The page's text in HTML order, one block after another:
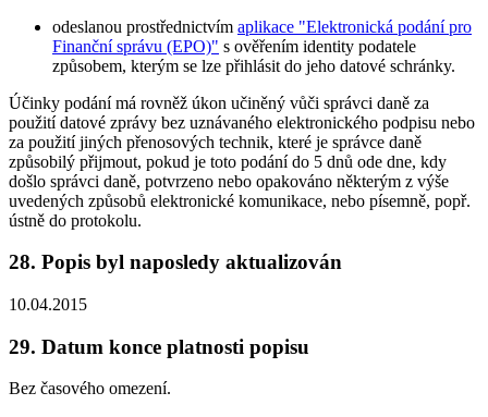
odeslanou prostřednictvím aplikace "Elektronická podání pro
Finanční správu (EPO)" s ověřením identity podatele
způsobem, kterým se lze přihlásit do jeho datové schránky.
Účinky podání má rovněž úkon učiněný vůči správci daně za
použití datové zprávy bez uznávaného elektronického podpisu nebo
za použití jiných přenosových technik, které je správce daně
způsobilý přijmout, pokud je toto podání do 5 dnů ode dne, kdy
došlo správci daně, potvrzeno nebo opakováno některým z výše
uvedených způsobů elektronické komunikace, nebo písemně, popř.
ústně do protokolu.
28. Popis byl naposledy aktualizován
10.04.2015
29. Datum konce platnosti popisu
Bez časového omezení.